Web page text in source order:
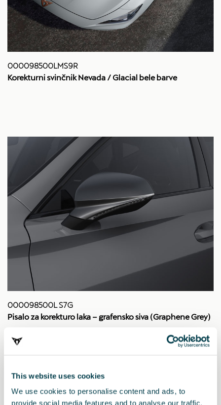
This website uses cookies
We use cookies to personalise content and ads, to
provide social media features and to analyse our traffic.
000098500LMS9R
Korekturni svinčnik Nevada / Glacial bele barve
000098500L S7G
Pisalo za korekturo laka – grafensko siva (Graphene Grey)